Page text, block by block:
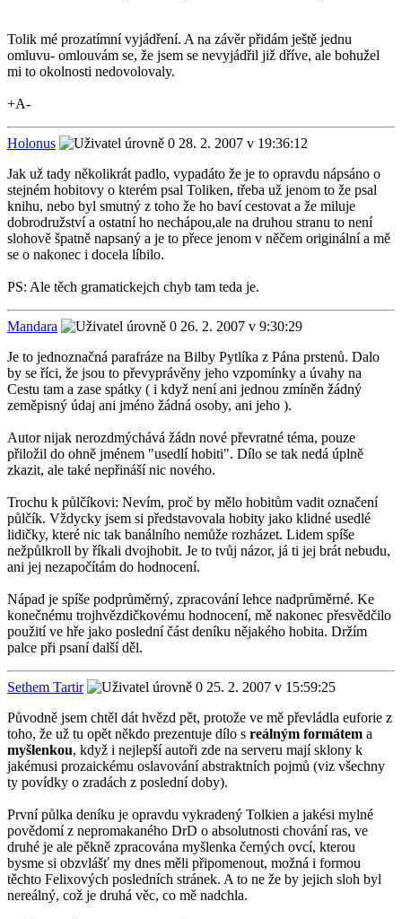
Tolik mé prozatímní vyjádření. A na závěr přidám ještě jednu
omluvu- omlouvám se, že jsem se nevyjádřil již dříve, ale bohužel
mi to okolnosti nedovolovaly.
+A-
Holonus
28. 2. 2007 v 19:36:12
Jak už tady několikrát padlo, vypadáto že je to opravdu nápsáno o
stejném hobitovy o kterém psal Toliken, třeba už jenom to že psal
knihu, nebo byl smutný z toho že ho baví cestovat a že miluje
dobrodružství a ostatní ho nechápou,ale na druhou stranu to není
slohově špatně napsaný a je to přece jenom v něčem originální a mě
se o nakonec i docela líbilo.
PS: Ale těch gramatickejch chyb tam teda je.
Mandara
26. 2. 2007 v 9:30:29
Je to jednoznačná parafráze na Bilby Pytlíka z Pána prstenů. Dalo
by se říci, že jsou to převyprávěny jeho vzpomínky a úvahy na
Cestu tam a zase spátky ( i když není ani jednou zmíněn žádný
zeměpisný údaj ani jméno žádná osoby, ani jeho ).
Autor nijak nerozdmýchává žádn nové převratné téma, pouze
přiložil do ohně jménem "usedlí hobiti". Dílo se tak nedá úplně
zkazit, ale také nepřináší nic nového.
Trochu k půlčíkovi: Nevím, proč by mělo hobitům vadit označení
půlčík. Vždycky jsem si představovala hobity jako klidné usedlé
lidičky, které nic tak banálního nemůže rozházet. Lidem spíše
nežpůlkroll by říkali dvojhobit. Je to tvůj názor, já ti jej brát nebudu,
ani jej nezapočítám do hodnocení.
Nápad je spíše podprůměrný, zpracování lehce nadprůměrné. Ke
konečnému trojhvězdičkovému hodnocení, mě nakonec přesvědčilo
použití ve hře jako poslední část deníku nějakého hobita. Držím
palce při psaní další děl.
Sethem Tartir
25. 2. 2007 v 15:59:25
Původně jsem chtěl dát hvězd pět, protože ve mě převládla euforie z
toho, že už tu opět někdo prezentuje dílo s reálným formátem a
myšlenkou, když i nejlepší autoři zde na serveru mají sklony k
jakémusi prozaickému oslavování abstraktních pojmů (viz všechny
ty povídky o zradách z poslední doby).
První půlka deníku je opravdu vykradený Tolkien a jakési mylné
povědomí z nepromakaného DrD o absolutnosti chování ras, ve
druhé je ale pěkně zpracována myšlenka černých ovcí, kterou
bysme si obzvlášť my dnes měli připomenout, možná i formou
těchto Felixových posledních stránek. A to ne že by jejich sloh byl
nereálný, což je druhá věc, co mě nadchla.